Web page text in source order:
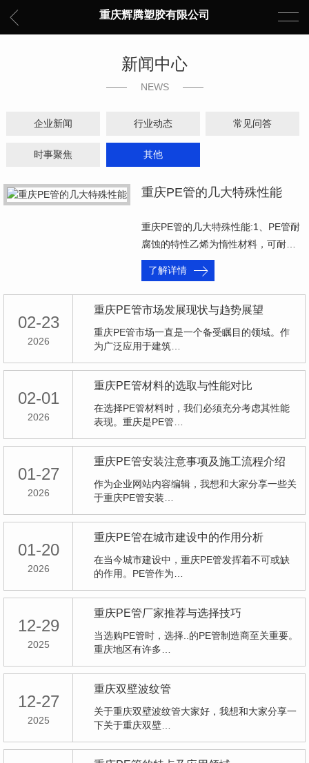
重庆辉腾塑胶有限公司
新闻中心
NEWS
企业新闻 行业动态 常见问答
时事聚焦 其他
重庆PE管的几大特殊性能
重庆PE管的几大特殊性能:1、PE管耐
腐蚀的特性乙烯为惰性材料，可耐…
了解详情
02-23
2026
重庆PE管市场发展现状与趋势展望
重庆PE管市场一直是一个备受瞩目的领域。作
为广泛应用于建筑…
02-01
2026
重庆PE管材料的选取与性能对比
在选择PE管材料时，我们必须充分考虑其性能
表现。重庆是PE管…
01-27
2026
重庆PE管安装注意事项及施工流程介绍
作为企业网站内容编辑，我想和大家分享一些关
于重庆PE管安装…
01-20
2026
重庆PE管在城市建设中的作用分析
在当今城市建设中，重庆PE管发挥着不可或缺
的作用。PE管作为…
12-29
2025
重庆PE管厂家推荐与选择技巧
当选购PE管时，选择..的PE管制造商至关重要。
重庆地区有许多…
12-27
2025
重庆双壁波纹管
关于重庆双壁波纹管大家好，我想和大家分享一
下关于重庆双壁…